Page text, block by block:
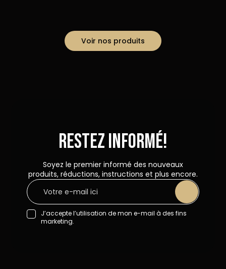
Voir nos produits
Restez informé!
J’accepte l’utilisation de mon e-mail à des fins
marketing.
Soyez le premier informé des nouveaux
produits, réductions, instructions et plus encore.